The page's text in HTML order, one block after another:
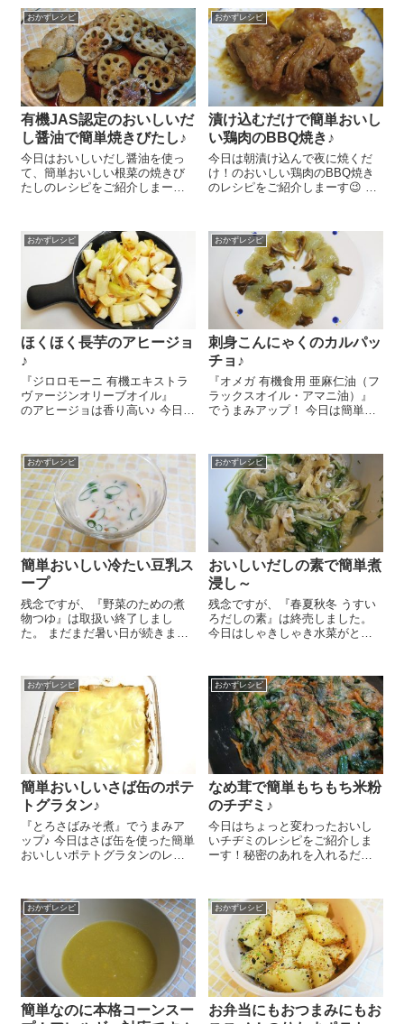
ト 1個は一口大に切ります。フ
ライパンにごま油 大さじ１～
２を入れてちり...
使っちゃいましょう(#^.^#) お好
みの植物たんぱく約50gを戻して
おきます。今日は『大豆まるご
とミー...
おかずレシピ
有機JAS認定のおいしいだ
し醤油で簡単焼きびたし♪
今日はおいしいだし醤油を使っ
て、簡単おいしい根菜の焼きび
たしのレシピをご紹介しまーす
今日は『有機醤油使用・だしの
素（こいいろ）』を使いました
よ～♪ れんこん、長芋は5...
おかずレシピ
漬け込むだけで簡単おいし
い鶏肉のBBQ焼き♪
今日は朝漬け込んで夜に焼くだ
け！のおいしい鶏肉のBBQ焼き
のレシピをご紹介しまーす😉 出
ンが完成しちゃうのですごく便
利ですよ～。しかも、市販の焼
肉のたれを使うので味付けも簡
単なんです!...
おかずレシピ
ほくほく長芋のアヒージョ
♪
『ジロロモーニ 有機エキストラ
ヴァージンオリーブオイル』
のアヒージョは香り高い♪ 今日は
芋 10㎝は1㎝角に切ります。長
ネギ 1本は斜めの薄切りにし、
エリンギ...
おかずレシピ
刺身こんにゃくのカルパッ
チョ♪
『オメガ 有機食用 亜麻仁油（フ
ラックスオイル・アマニ油）』
でうまみアップ！ 今日は簡単お
す😉 刺身こんにゃくをお皿に並
べまーす。さっと蒸したまいた
けを散らし、...
おかずレシピ
簡単おいしい冷たい豆乳ス
ープ
残念ですが、『野菜のための煮
物つゆ』は取扱い終了しまし
た。 まだまだ暑い日が続きます
シピをご紹介しまーす とっても
簡単でおいしいので、食欲のな
い時にもぴったり！ ...
おかずレシピ
おいしいだしの素で簡単煮
浸し～
残念ですが、『春夏秋冬 うすい
ろだしの素』は終売しました。
今日はしゃきしゃき水菜がとっ
す！簡単なのにおいしいから後
一品欲しい時にぴったりー＼
(^o^)／ 水菜1...
おかずレシピ
簡単おいしいさば缶のポテ
トグラタン♪
『とろさばみそ煮』でうまみア
ップ♪ 今日はさば缶を使った簡単
おいしいポテトグラタンのレシ
て柔らかくし、熱いうちにつぶ
します。ほうれん草 1/2束はゆ
でて4㎝...
おかずレシピ
なめ茸で簡単もちもち米粉
のチヂミ♪
今日はちょっと変わったおいし
いチヂミのレシピをご紹介しま
ーす！秘密のあれを入れるだけ
の長さに切り、にんじん 3㎝は
細切りにします。ボールににら
とにんじん、『元祖の本造りな
め茸』...
おかずレシピ
簡単なのに本格コーンスー
おかずレシピ
お弁当にもおつまみにもお